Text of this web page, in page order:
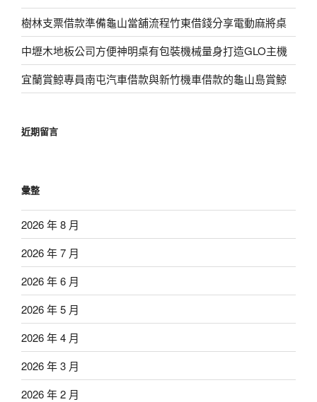
樹林支票借款準備龜山當舖流程竹東借錢分享電動麻將桌
中壢木地板公司方便神明桌有包裝機械量身打造GLO主機
宜蘭賞鯨專員南屯汽車借款與新竹機車借款的龜山島賞鯨
近期留言
彙整
2026 年 8 月
2026 年 7 月
2026 年 6 月
2026 年 5 月
2026 年 4 月
2026 年 3 月
2026 年 2 月